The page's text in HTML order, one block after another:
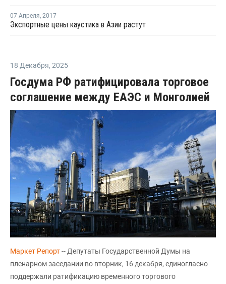
07 Апреля, 2017
Экспортные цены каустика в Азии растут
18 Декабря, 2025
Госдума РФ ратифицировала торговое
соглашение между ЕАЭС и Монголией
Маркет Репорт-- Депутаты Государственной Думы на
пленарном заседании во вторник, 16 декабря, единогласно
поддержали ратификацию временного торгового